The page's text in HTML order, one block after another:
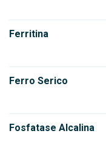
Ferritina
Ferro Serico
Fosfatase Alcalina